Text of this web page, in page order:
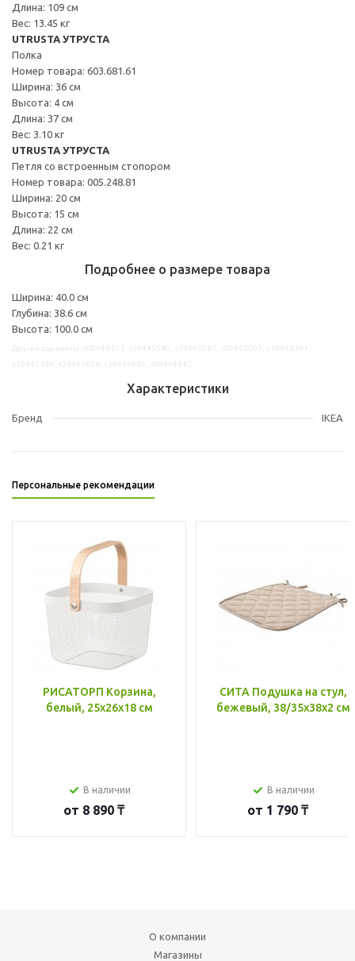
Длина: 109 см
Вес: 13.45 кг
UTRUSTA УТРУСТА
Полка
Номер товара: 603.681.61
Ширина: 36 см
Высота: 4 см
Длина: 37 см
Вес: 3.10 кг
UTRUSTA УТРУСТА
Петля со встроенным стопором
Номер товара: 005.248.81
Ширина: 20 см
Высота: 15 см
Длина: 22 см
Вес: 0.21 кг
Подробнее о размере товара
Ширина: 40.0 см
Глубина: 38.6 см
Высота: 100.0 см
Характеристики
Бренд IKEA
Персональные рекомендации
РИСАТОРП Корзина,
белый, 25x26x18 см
В наличии
от 8 890 ₸
СИТА Подушка на стул,
бежевый, 38/35x38x2 см
В наличии
от 1 790 ₸
О компании
Магазины